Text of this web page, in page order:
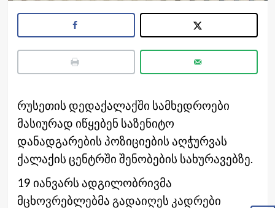
რუსეთის დედაქალაქში სამხედროები
მასიურად იწყებენ საზენიტო
დანადგარების პოზიციების აღჭურვას
ქალაქის ცენტრში შენობების სახურავებზე.
19 იანვარს ადგილობრივმა
მცხოვრებლებმა გადაიღეს კადრები